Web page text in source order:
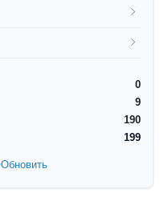
0
9
190
199
Обновить